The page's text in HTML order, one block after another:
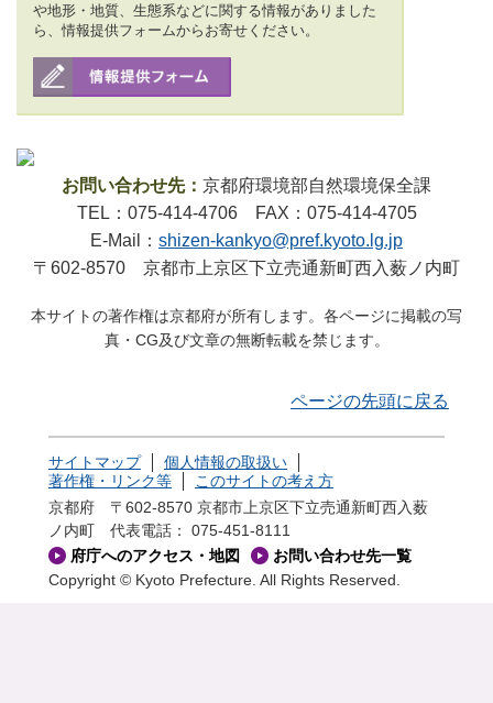
や地形・地質、生態系などに関する情報がありました
ら、情報提供フォームからお寄せください。
お問い合わせ先： 京都府環境部自然環境保全課
TEL：075-414-4706 FAX：075-414-4705
E-Mail： shizen-kankyo@pref.kyoto.lg.jp
〒602-8570 京都市上京区下立売通新町西入薮ノ内町
本サイトの著作権は京都府が所有します。各ページに掲載の写
真・CG及び文章の無断転載を禁じます。
ページの先頭に戻る
サイトマップ
個人情報の取扱い
著作権・リンク等
このサイトの考え方
京都府 〒602-8570 京都市上京区下立売通新町西入薮
ノ内町
代表電話： 075-451-8111
府庁へのアクセス・地図
お問い合わせ先一覧
Copyright © Kyoto Prefecture. All Rights Reserved.